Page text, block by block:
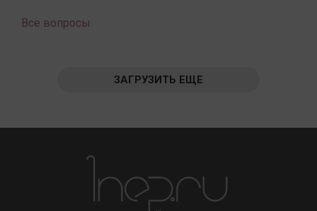
Все вопросы
ЗАГРУЗИТЬ ЕЩЕ